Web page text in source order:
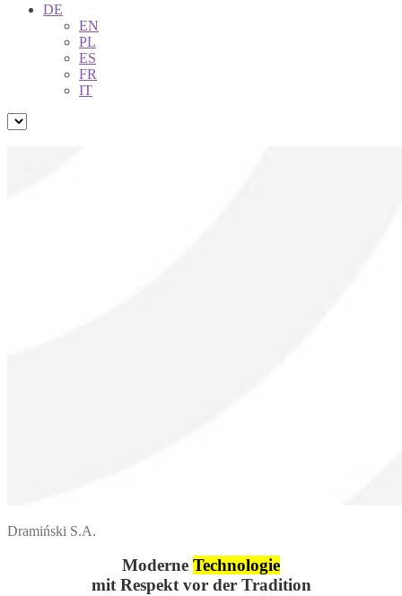
DE
EN
PL
ES
FR
IT
Dramiński S.A.
Moderne Technologie
mit Respekt vor der Tradition